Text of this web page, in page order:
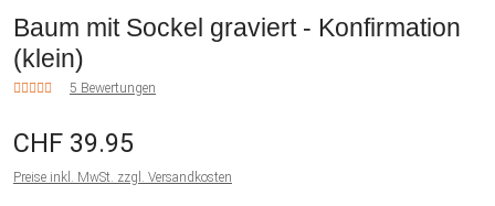
Baum mit Sockel graviert - Konfirmation
(klein)
5 Bewertungen
CHF 39.95
Preise inkl. MwSt. zzgl. Versandkosten